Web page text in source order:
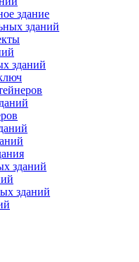
здание
зданий
зданий
зданий
зданий